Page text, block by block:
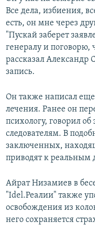
Все дела, избиения,
есть, он мне через
"Пускай заберет
генералу и поговорю,
рассказал Александр
запись.
Он также написал еще
лечения. Ранее он
психологу, говорил
следователям. В
заключенных,
приводят к реальным
Айрат Низамиев в
"Idel.Реалии" также
освобождения из
него сохраняется